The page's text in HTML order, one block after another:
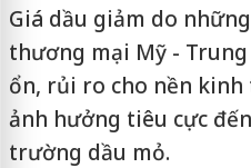
Giá dầu giảm do
thương mại Mỹ -
ổn, rủi ro cho nền kinh
ảnh hưởng tiêu cực
trường dầu mỏ.